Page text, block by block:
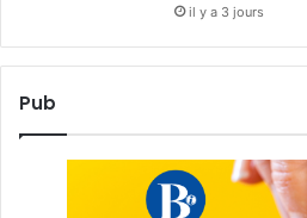
il y a 3 jours
Pub